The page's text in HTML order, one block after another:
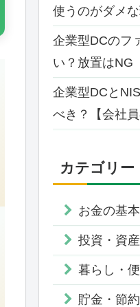
使うのがダメ
企業型DCのフ
い？放置はNG
企業型DCと
べき？【会社員
カテゴリー
お金の基
投資・資
暮らし・便
貯金・節約